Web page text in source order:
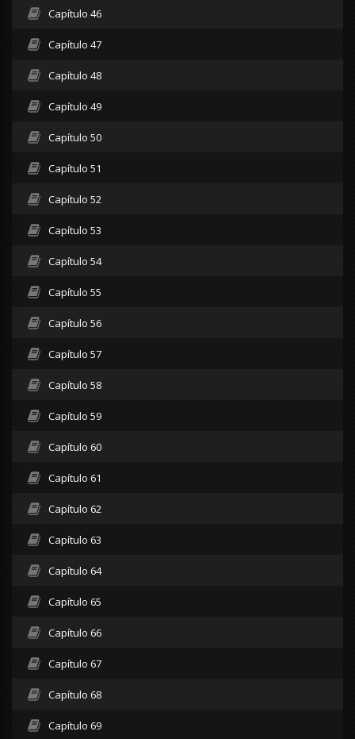
Capítulo 46
Capítulo 47
Capítulo 48
Capítulo 49
Capítulo 50
Capítulo 51
Capítulo 52
Capítulo 53
Capítulo 54
Capítulo 55
Capítulo 56
Capítulo 57
Capítulo 58
Capítulo 59
Capítulo 60
Capítulo 61
Capítulo 62
Capítulo 63
Capítulo 64
Capítulo 65
Capítulo 66
Capítulo 67
Capítulo 68
Capítulo 69